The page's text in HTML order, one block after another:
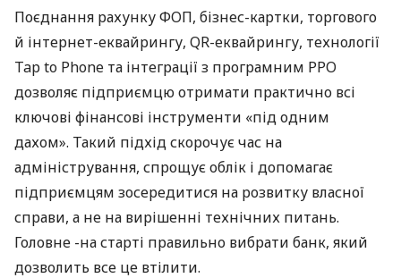
Поєднання рахунку ФОП, бізнес-картки, торгового
й інтернет-еквайрингу, QR-еквайрингу, технології
Tap to Phone та інтеграції з програмним РРО
дозволяє підприємцю отримати практично всі
ключові фінансові інструменти «під одним
дахом». Такий підхід скорочує час на
адміністрування, спрощує облік і допомагає
підприємцям зосередитися на розвитку власної
справи, а не на вирішенні технічних питань.
Головне -на старті правильно вибрати банк, який
дозволить все це втілити.